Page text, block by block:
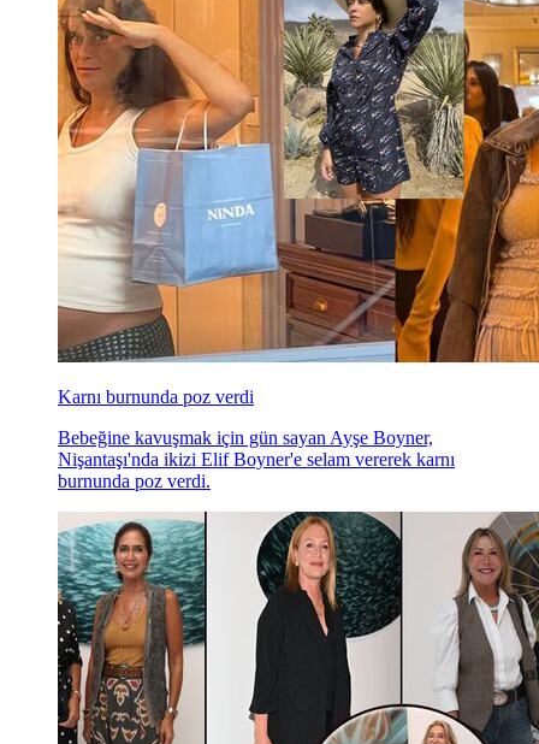
Karnı burnunda poz verdi
Bebeğine kavuşmak için gün sayan Ayşe Boyner,
Nişantaşı'nda ikizi Elif Boyner'e selam vererek karnı
burnunda poz verdi.